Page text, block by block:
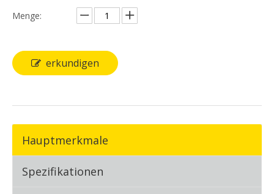
Menge:
erkundigen
Hauptmerkmale
Spezifikationen